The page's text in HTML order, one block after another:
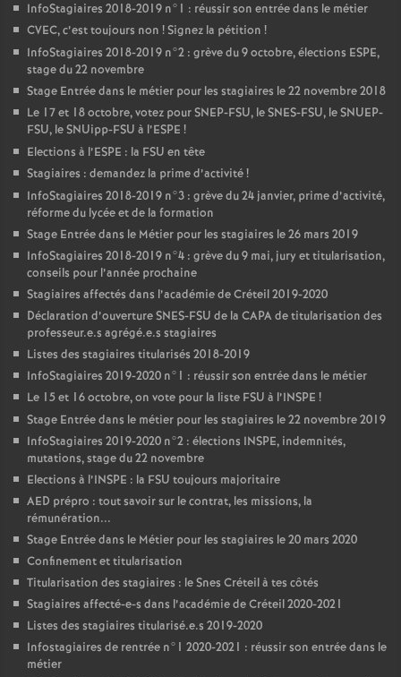
InfoStagiaires 2018-2019 n°1 : réussir son entrée dans le métier
CVEC, c’est toujours non ! Signez la pétition !
InfoStagiaires 2018-2019 n°2 : grève du 9 octobre, élections ESPE,
stage du 22 novembre
Stage Entrée dans le métier pour les stagiaires le 22 novembre 2018
Le 17 et 18 octobre, votez pourSNEP-FSU, leSNES-FSU, leSNUEP-
FSU, le SNUipp-FSU à l’ESPE !
Elections à l’ESPE : la FSU en tête
Stagiaires : demandez la prime d’activité!
InfoStagiaires 2018-2019 n°3 : grève du 24 janvier, prime d’activité,
réforme du lycée et de la formation
Stage Entrée dans le Métier pour les stagiaires le 26 mars 2019
InfoStagiaires 2018-2019 n°4 : grève du 9 mai, jury et titularisation,
conseils pour l’année prochaine
Stagiaires affectés dans l’académie de Créteil 2019-2020
Déclaration d’ouvertureSNES-FSU de la CAPAde titularisation des
professeur.e.s agrégé.e.s stagiaires
Listes des stagiaires titularisés 2018-2019
InfoStagiaires 2019-2020 n°1 : réussir son entrée dans le métier
Le 15 et 16 octobre, on vote pour la liste FSU à l’INSPE !
Stage Entrée dans le métier pour les stagiaires le 22 novembre 2019
InfoStagiaires 2019-2020 n°2 : élections INSPE, indemnités,
mutations, stage du 22 novembre
Elections à l’INSPE : la FSU toujours majoritaire
AED prépro : tout savoir sur le contrat, les missions, la
rémunération...
Stage Entrée dans le Métier pour les stagiaires le 20 mars 2020
Confinement et titularisation
Titularisation des stagiaires : le Snes Créteil à tes côtés
Stagiaires affecté-e-s dans l’académie de Créteil 2020-2021
Listes des stagiaires titularisé.e.s 2019-2020
Infostagiaires de rentrée n°1 2020-2021 : réussir son entrée dans le
métier